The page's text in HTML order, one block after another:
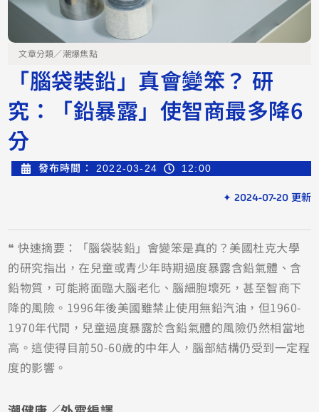
文章分類／潮爆焦點
「腦袋裝鉛」真會變笨？ 研
究：「鉛暴露」使智商最多降6
分
發布時間： 2022-03-24 12:00
✦ 2024-07-20 更新
❝ 快速摘要：「腦袋裝鉛」會變笨是真的？美國杜克大學
的研究指出，在兒童或青少年時期過度暴露含鉛氣體、含
鉛物質，可能將面臨大腦老化、腦細胞壞死，甚至智商下
降的風險。1996年後美國雖禁止使用無鉛汽油，但1960-
1970年代間，兒童過度暴露於含鉛氣體的風險仍然相當地
高。這使得目前50-60歲的中年人，腦部結構仍受到一定程
度的影響。